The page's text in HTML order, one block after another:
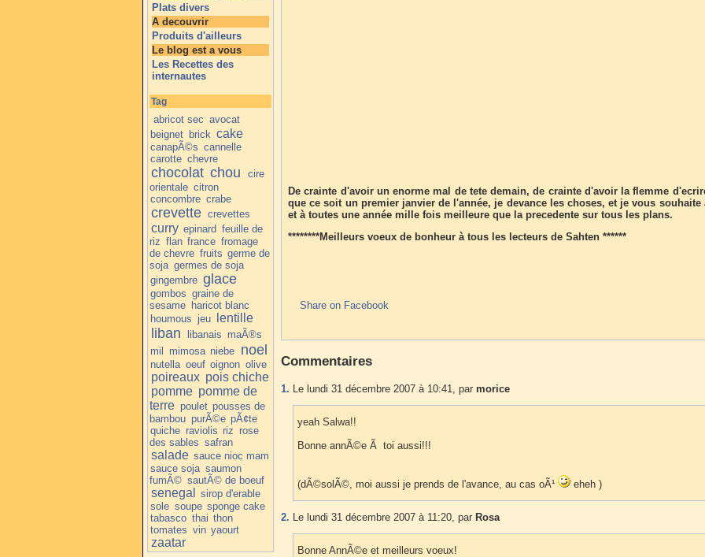
Plats divers
A decouvrir
Produits d'ailleurs
Le blog est a vous
Les Recettes des
internautes
Tag
abricot sec avocat
beignet brick cake
canapÃ©s cannelle
carotte chevre
chocolat chou
cire
orientale citron
concombre crabe
crevette crevettes
curry epinard feuille de
riz flan france fromage
de chevre fruits germe de
soja germes de soja
gingembre glace
gombos graine de
sesame haricot blanc
houmous jeu lentille
liban libanais maÃ®s
mil mimosa niebe noel
nutella oeuf oignon olive
poireaux pois chiche
pomme pomme de
terre poulet pousses de
bambou purÃ©e pÃ¢te
quiche raviolis riz rose
des sables safran
salade sauce nioc mam
sauce soja saumon
fumÃ© sautÃ© de boeuf
senegal
sirop d'erable
sole soupe sponge cake
tabasco thai thon
tomates vin yaourt
zaatar
De crainte d'avoir un enorme mal de tete demain, de crainte d'avoir la flemme
que ce soit un premier janvier de l'année, je devance les choses, et je vous souhaite
et à toutes une année mille fois meilleure que la precedente sur tous les plans.
********Meilleurs voeux de bonheur à tous les lecteurs de Sahten ******
Share on Facebook
Commentaires
1. Le lundi 31 décembre 2007 à 10:41, par morice
yeah Salwa!!
Bonne annÃ©e Ã toi aussi!!!
(dÃ©solÃ©, moi aussi je prends de l'avance, au cas oÃ¹ eheh )
2. Le lundi 31 décembre 2007 à 11:20, par Rosa
Bonne AnnÃ©e et meilleurs voeux!